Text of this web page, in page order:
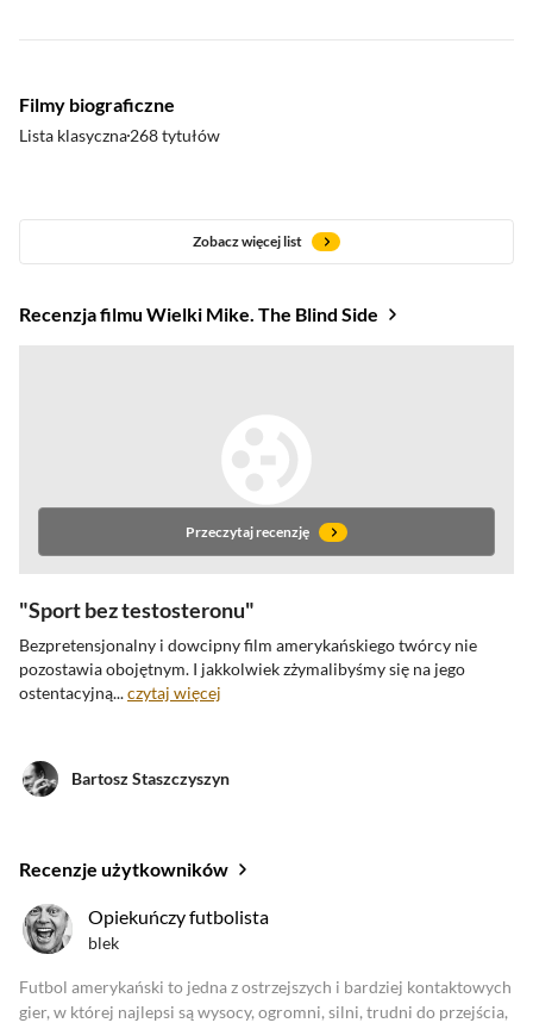
Filmy biograficzne
Lista klasyczna268 tytułów
Zobacz więcej list
Recenzja filmu Wielki Mike. The Blind Side
Sport bez testosteronu
Bezpretensjonalny i dowcipny film amerykańskiego twórcy nie
pozostawia obojętnym. I jakkolwiek zżymalibyśmy się na jego
ostentacyjną...czytaj więcej
Bartosz Staszczyszyn
Przeczytaj recenzję
oceny krytyków
Zobacz oceny krytyków
Recenzje użytkowników
Opiekuńczy futbolista
blek
Futbol amerykański to jedna z ostrzejszych i bardziej kontaktowych
gier, w której najlepsi są wysocy, ogromni, silni, trudni do przejścia,